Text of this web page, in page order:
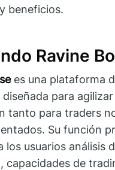
beneficios.
Ravine
es una plataforma
para
tanto para traders
Su función
los usuarios análisis
capacidades de